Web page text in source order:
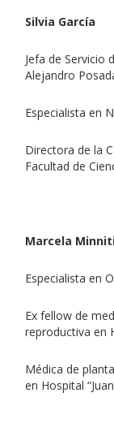
Silvia García
Jefa de Servicio
Alejandro
Especialista en
Directora de la
Facultad de
Marcela
Especialista en
Ex fellow de
reproductiva en
Médica de
en Hospital